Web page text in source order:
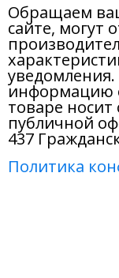
Обращаем
сайте, могут
информацию
товаре
публичной
437
Политика